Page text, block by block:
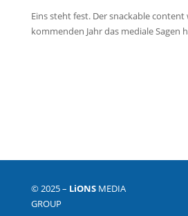
Eins steht fest. Der snackable content
kommenden Jahr das mediale Sagen
© 2025 – LiONSMEDIA
GROUP